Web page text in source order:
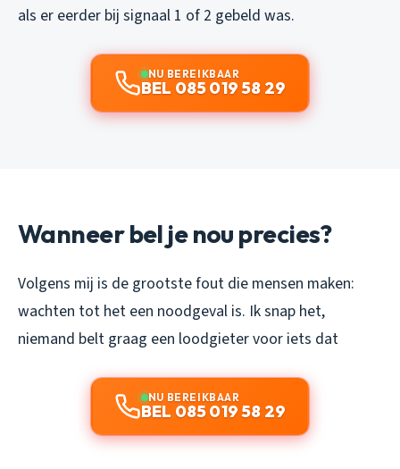
als er eerder bij signaal 1 of 2 gebeld was.
NU BEREIKBAAR
BEL 085 019 58 29
Wanneer bel je nou precies?
Volgens mij is de grootste fout die mensen maken:
wachten tot het een noodgeval is. Ik snap het,
niemand belt graag een loodgieter voor iets dat
NU BEREIKBAAR
BEL 085 019 58 29